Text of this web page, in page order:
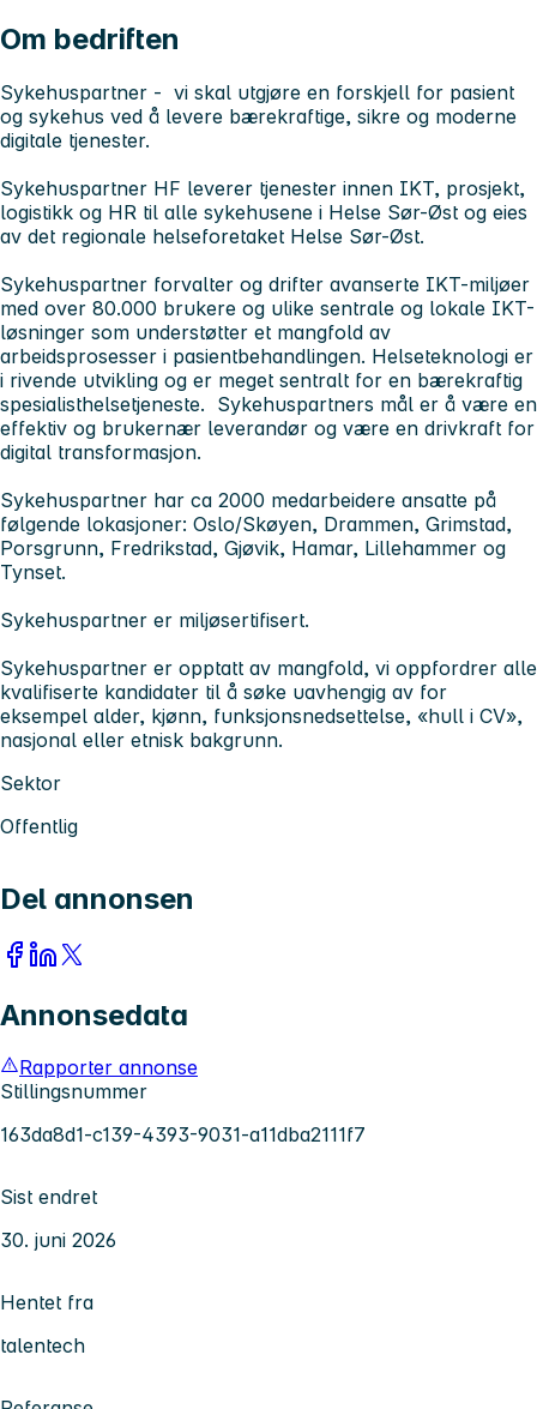
Om bedriften
Sykehuspartner - vi skal utgjøre en forskjell for pasient
og sykehus ved å levere bærekraftige, sikre og moderne
digitale tjenester.
Sykehuspartner HF leverer tjenester innen IKT, prosjekt,
logistikk og HR til alle sykehusene i Helse Sør-Øst og eies
av det regionale helseforetaket Helse Sør-Øst.
Sykehuspartner forvalter og drifter avanserte IKT-miljøer
med over 80.000 brukere og ulike sentrale og lokale IKT-
løsninger som understøtter et mangfold av
arbeidsprosesser i pasientbehandlingen. Helseteknologi er
i rivende utvikling og er meget sentralt for en bærekraftig
spesialisthelsetjeneste. Sykehuspartners mål er å være en
effektiv og brukernær leverandør og være en drivkraft for
digital transformasjon.
Sykehuspartner har ca 2000 medarbeidere ansatte på
følgende lokasjoner: Oslo/Skøyen, Drammen, Grimstad,
Porsgrunn, Fredrikstad, Gjøvik, Hamar, Lillehammer og
Tynset.
Sykehuspartner er miljøsertifisert.
Sykehuspartner er opptatt av mangfold, vi oppfordrer alle
kvalifiserte kandidater til å søke uavhengig av for
eksempel alder, kjønn, funksjonsnedsettelse, «hull i CV»,
nasjonal eller etnisk bakgrunn.
Sektor
Offentlig
Del annonsen
Annonsedata
Rapporter annonse
Stillingsnummer
163da8d1-c139-4393-9031-a11dba2111f7
Sist endret
30. juni 2026
Hentet fra
talentech